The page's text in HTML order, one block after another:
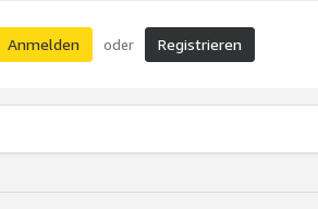
Anmelden oder Registrieren